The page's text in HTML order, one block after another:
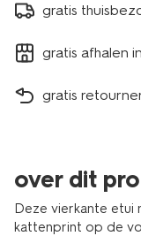
gratis
gratis afhalen
gratis
over dit
Deze vierkante etui
kattenprint op de